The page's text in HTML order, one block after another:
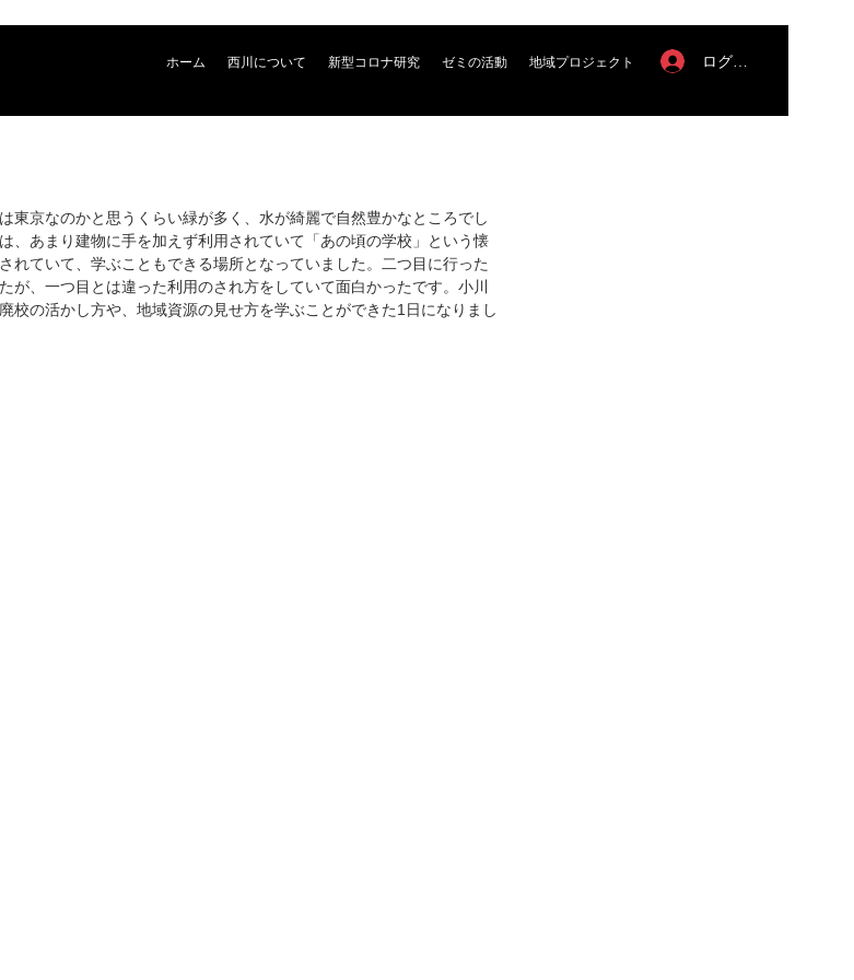
ホーム 西川について 新型コロナ研究 ゼミの活動 地域プロジェクト ログイン
東京なのかと思うくらい緑が多く、水が綺麗で自然豊かなところでし
、あまり建物に手を加えず利用されていて「あの頃の学校」という懐
れていて、学ぶこともできる場所となっていました。二つ目に行った
が、一つ目とは違った利用のされ方をしていて面白かったです。小川
校の活かし方や、地域資源の見せ方を学ぶことができた1日になりまし